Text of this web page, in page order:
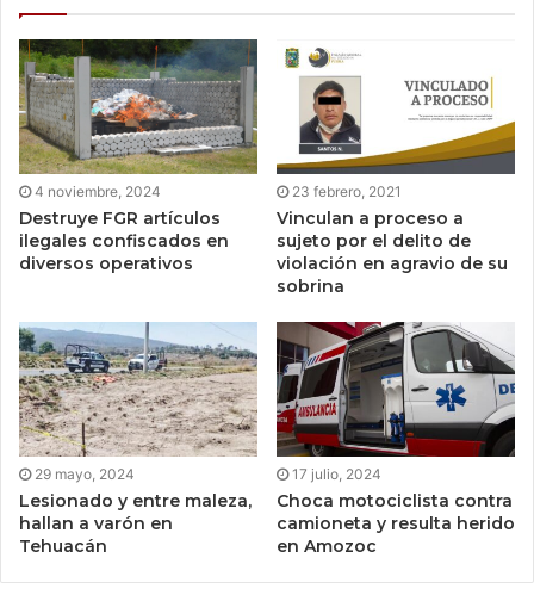
4 noviembre, 2024
Destruye FGR artículos
ilegales confiscados en
diversos operativos
23 febrero, 2021
Vinculan a proceso a
sujeto por el delito de
violación en agravio de su
sobrina
29 mayo, 2024
Lesionado y entre maleza,
hallan a varón en
Tehuacán
17 julio, 2024
Choca motociclista contra
camioneta y resulta herido
en Amozoc